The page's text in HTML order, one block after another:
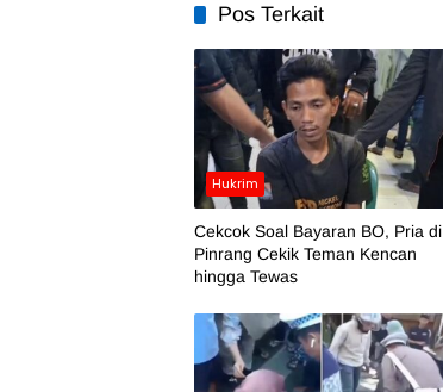
Pos Terkait
Hukrim
Cekcok Soal Bayaran BO, Pria di
Pinrang Cekik Teman Kencan
hingga Tewas